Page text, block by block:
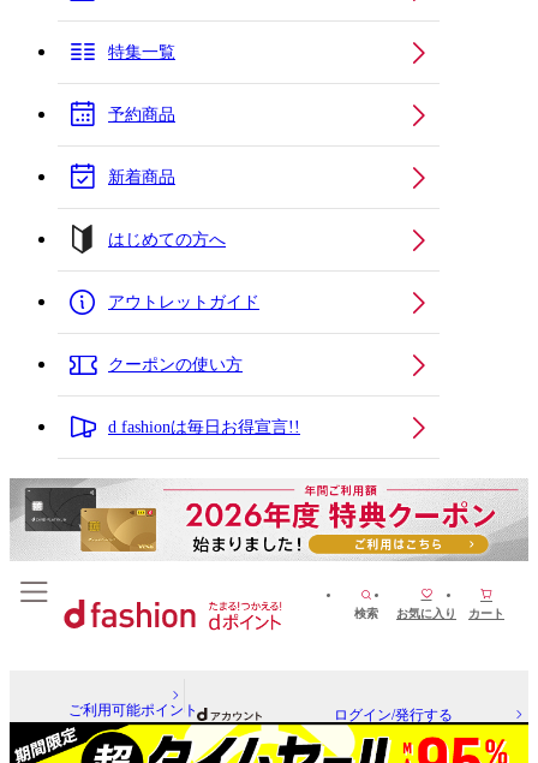
特集一覧
予約商品
新着商品
はじめての方へ
アウトレットガイド
クーポンの使い方
d fashionは毎日お得宣言!!
検索 お気に入り カート
ご利用可能ポイント ログイン/発行する